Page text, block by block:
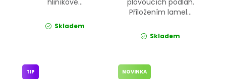
Skladem
Přiložením lamel...
Skladem
TIP NOVINKA